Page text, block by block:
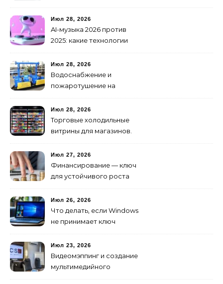
транспортных средств
Июл 28, 2026
AI-музыка 2026 против
2025: какие технологии
создание клипов
изменилось навсегда
Июл 28, 2026
Водоснабжение и
пожаротушение на
оборудование
предусмотреть заранее
Июл 28, 2026
Торговые холодильные
витрины для магазинов.
Июл 27, 2026
Финансирование — ключ
для устойчивого роста
Июл 26, 2026
Что делать, если Windows
не принимает ключ
Июл 23, 2026
Видеомэппинг и создание
мультимедийного